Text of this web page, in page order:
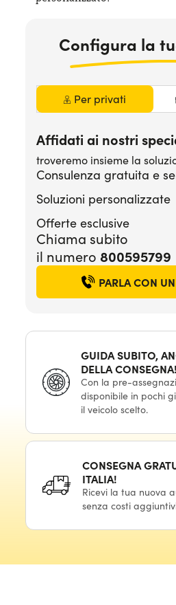
Configura la
Per privati
Affidati ai nostri
troveremo insieme la
Consulenza gratuita e
Soluzioni personalizzate
Offerte esclusive
Chiama subito
il numero 800595799
PARLA CON
GUIDA SUBITO,
DELLA CONSEGNA!
Con la pre-
disponibile in pochi
il veicolo scelto.
CONSEGNA
ITALIA!
Ricevi la tua nuova
senza costi